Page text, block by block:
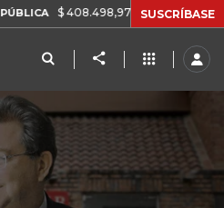
$ 408.498,97 +$ 8.753,81 +2,19%
SUSCRÍBASE